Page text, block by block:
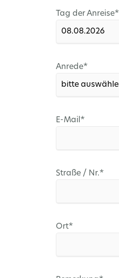
Pflichtfeld
Tag der Anreise*
Pflichtfeld
Anrede*
Pflichtfeld
E-Mail*
Pflichtfeld
Straße / Nr.*
Pflichtfeld
Ort*